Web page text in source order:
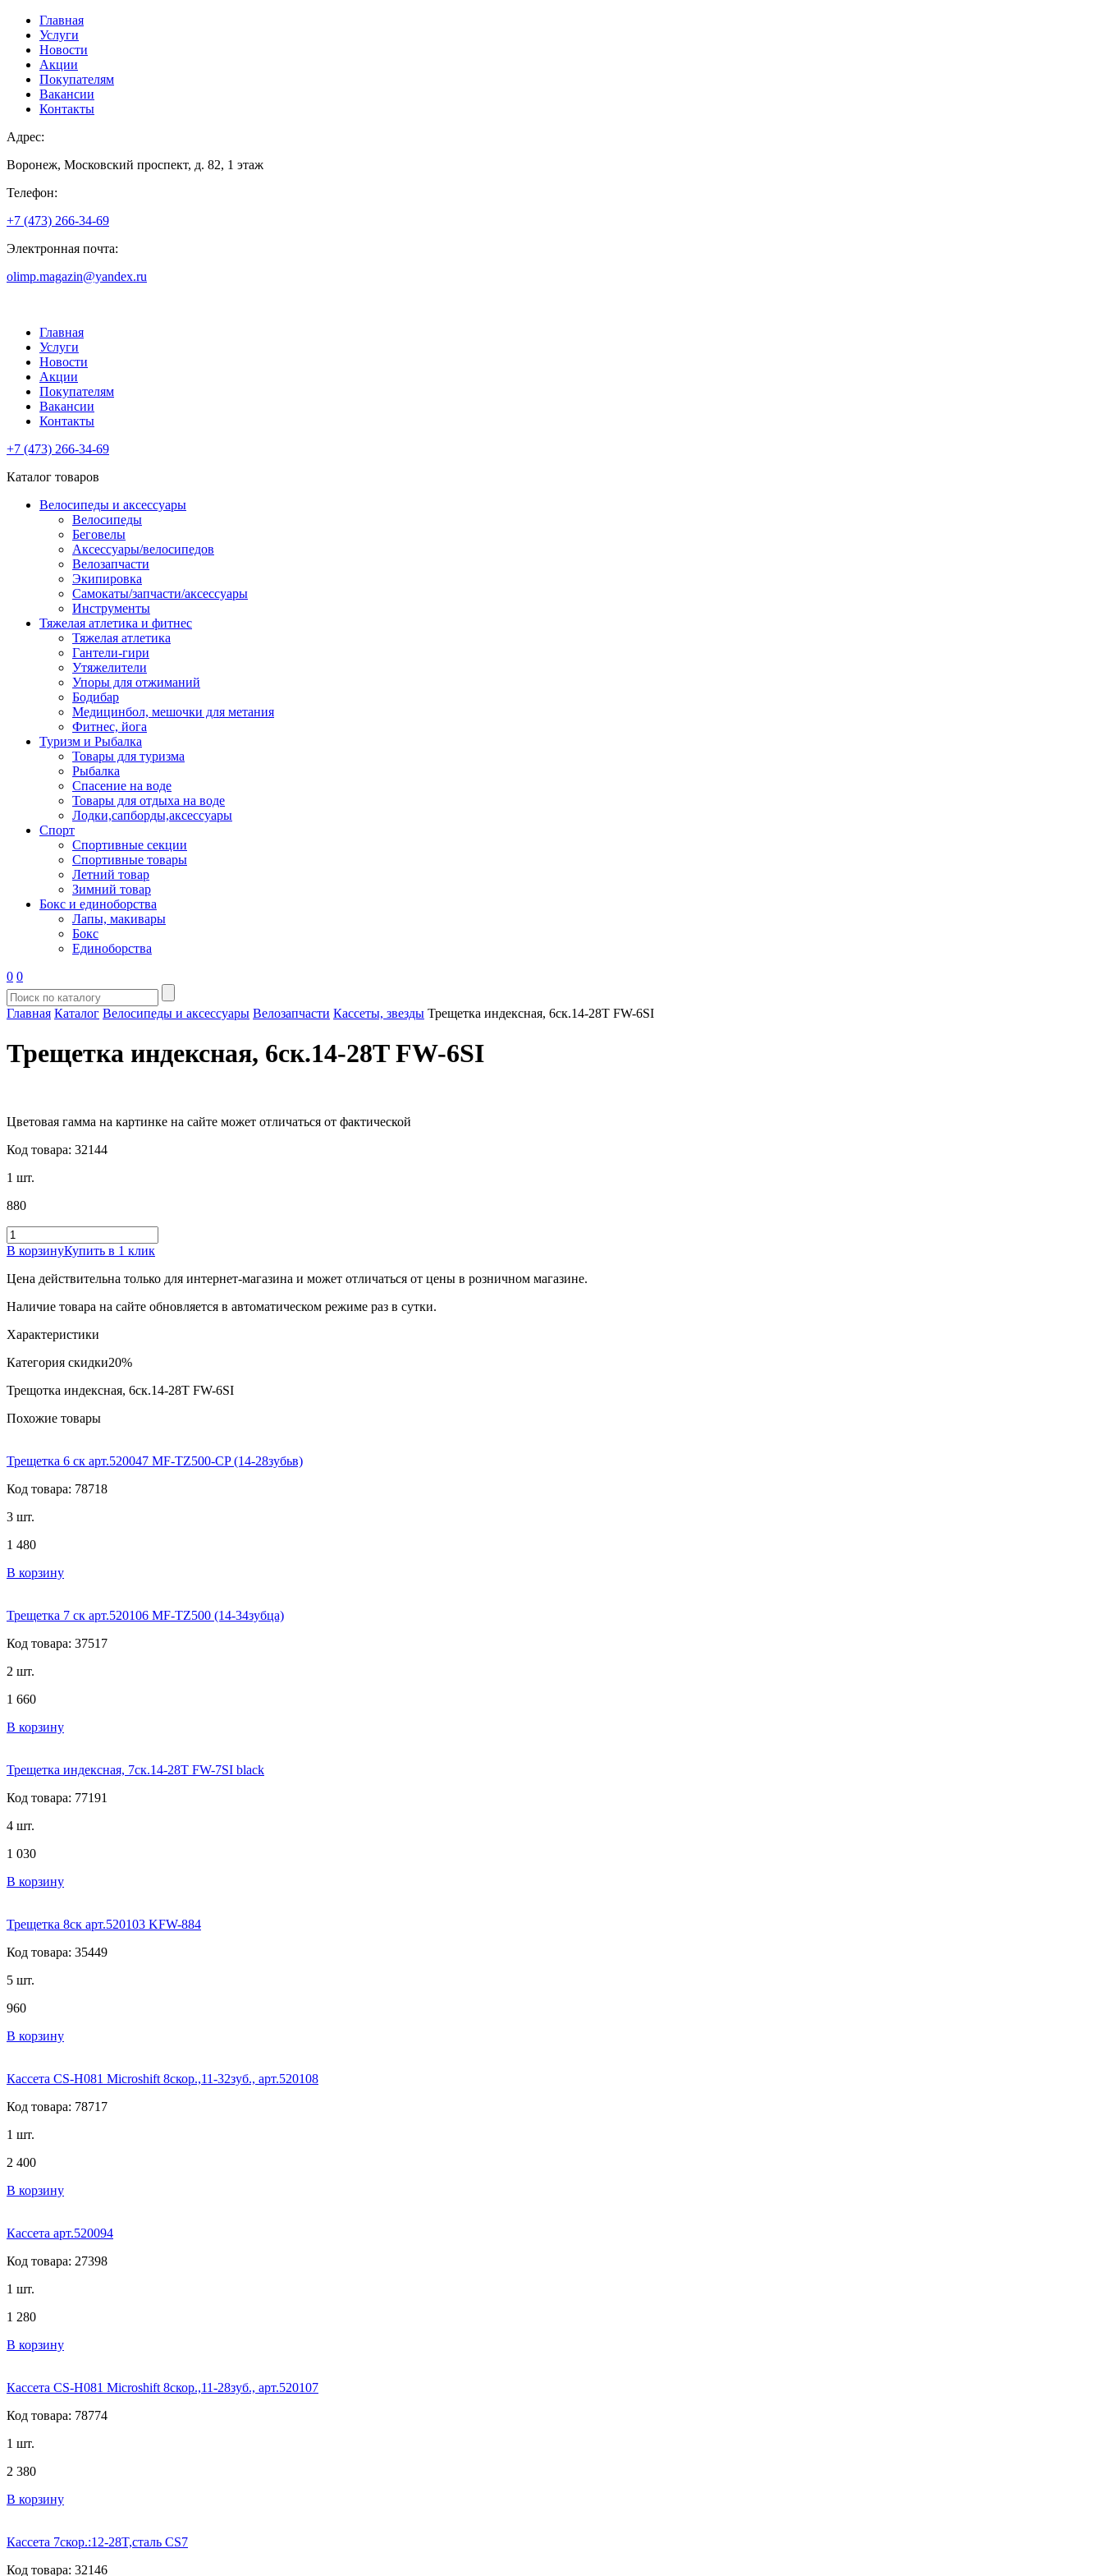
Главная
Услуги
Новости
Акции
Покупателям
Вакансии
Контакты
Адрес:
Воронеж, Московский проспект, д. 82, 1 этаж
Телефон:
+7 (473) 266-34-69
Электронная почта:
olimp.magazin@yandex.ru
Главная
Услуги
Новости
Акции
Покупателям
Вакансии
Контакты
+7 (473) 266-34-69
Каталог товаров
Велосипеды и аксессуары
Велосипеды
Беговелы
Аксессуары/велосипедов
Велозапчасти
Экипировка
Самокаты/запчасти/аксессуары
Инструменты
Тяжелая атлетика и фитнес
Тяжелая атлетика
Гантели-гири
Утяжелители
Упоры для отжиманий
Бодибар
Медицинбол, мешочки для метания
Фитнес, йога
Туризм и Рыбалка
Товары для туризма
Рыбалка
Спасение на воде
Товары для отдыха на воде
Лодки,сапборды,аксессуары
Спорт
Спортивные секции
Спортивные товары
Летний товар
Зимний товар
Бокс и единоборства
Лапы, макивары
Бокс
Единоборства
0 0
Главная Каталог Велосипеды и аксессуары Велозапчасти Кассеты, звезды Трещетка индексная, 6ск.14-28T FW-6SI
Трещетка индексная, 6ск.14-28T FW-6SI
Цветовая гамма на картинке на сайте может отличаться от фактической
Код товара: 32144
1 шт.
880
В корзинуКупить в 1 клик
Цена действительна только для интернет-магазина и может отличаться от цены в розничном магазине.
Наличие товара на сайте обновляется в автоматическом режиме раз в сутки.
Характеристики
Категория скидки20%
Трещотка индексная, 6ск.14-28T FW-6SI
Похожие товары
Трещетка 6 ск арт.520047 MF-TZ500-CP (14-28зубьв)
Код товара: 78718
3 шт.
1 480
В корзину
Трещетка 7 ск арт.520106 MF-TZ500 (14-34зубца)
Код товара: 37517
2 шт.
1 660
В корзину
Трещетка индексная, 7ск.14-28T FW-7SI black
Код товара: 77191
4 шт.
1 030
В корзину
Трещетка 8ск арт.520103 KFW-884
Код товара: 35449
5 шт.
960
В корзину
Кассета CS-H081 Microshift 8скор.,11-32зуб., арт.520108
Код товара: 78717
1 шт.
2 400
В корзину
Кассета арт.520094
Код товара: 27398
1 шт.
1 280
В корзину
Кассета CS-H081 Microshift 8скор.,11-28зуб., арт.520107
Код товара: 78774
1 шт.
2 380
В корзину
Кассета 7скор.:12-28T,сталь CS7
Код товара: 32146